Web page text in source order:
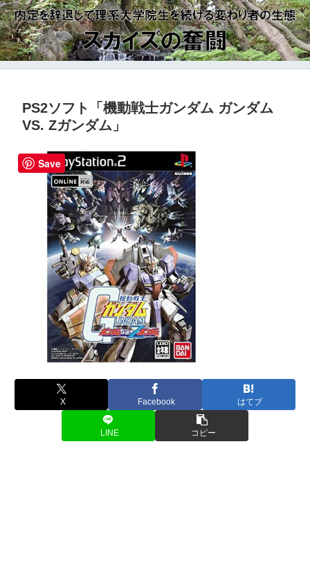
PS2ソフト「機動戦士ガンダム ガンダム
VS. Zガンダム」
X Facebook はてブ
LINE コピー
Save